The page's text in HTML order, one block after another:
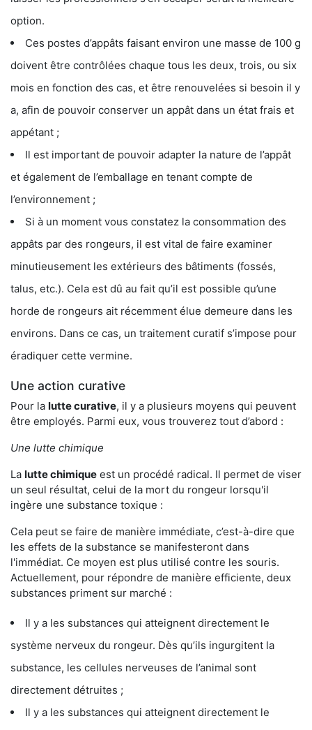
option.
Ces postes d’appâts faisant environ une masse de 100 g
doivent être contrôlées chaque tous les deux, trois, ou six
mois en fonction des cas, et être renouvelées si besoin il y
a, afin de pouvoir conserver un appât dans un état frais et
appétant ;
Il est important de pouvoir adapter la nature de l’appât
et également de l’emballage en tenant compte de
l’environnement ;
Si à un moment vous constatez la consommation des
appâts par des rongeurs, il est vital de faire examiner
minutieusement les extérieurs des bâtiments (fossés,
talus, etc.). Cela est dû au fait qu’il est possible qu’une
horde de rongeurs ait récemment élue demeure dans les
environs. Dans ce cas, un traitement curatif s’impose pour
éradiquer cette vermine.
Une action curative
Pour la lutte curative, il y a plusieurs moyens qui peuvent
être employés. Parmi eux, vous trouverez tout d’abord :
Une lutte chimique
La lutte chimique est un procédé radical. Il permet de viser
un seul résultat, celui de la mort du rongeur lorsqu'il
ingère une substance toxique :
Cela peut se faire de manière immédiate, c’est-à-dire que
les effets de la substance se manifesteront dans
l'immédiat. Ce moyen est plus utilisé contre les souris.
Actuellement, pour répondre de manière efficiente, deux
substances priment sur marché :
Il y a les substances qui atteignent directement le
système nerveux du rongeur. Dès qu’ils ingurgitent la
substance, les cellules nerveuses de l’animal sont
directement détruites ;
Il y a les substances qui atteignent directement le